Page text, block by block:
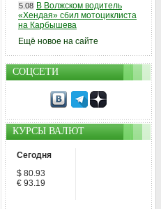
5.08 В Волжском водитель
«Хендая» сбил мотоциклиста
на Карбышева
Ещё новое на сайте
СОЦСЕТИ
КУРСЫ ВАЛЮТ
Сегодня
$ 80.93
€ 93.19